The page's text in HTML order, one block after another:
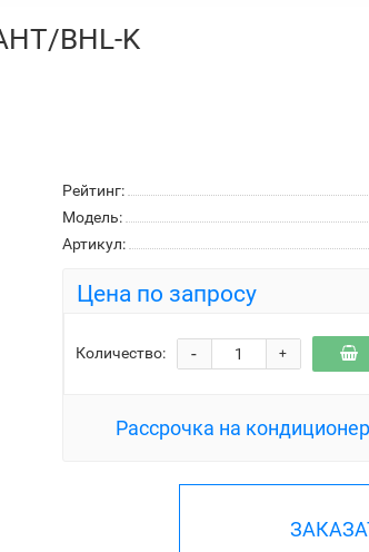
BHL-K
Рейтинг:
Модель:
Артикул:
Цена по запросу
Количество: +
-
Рассрочка на